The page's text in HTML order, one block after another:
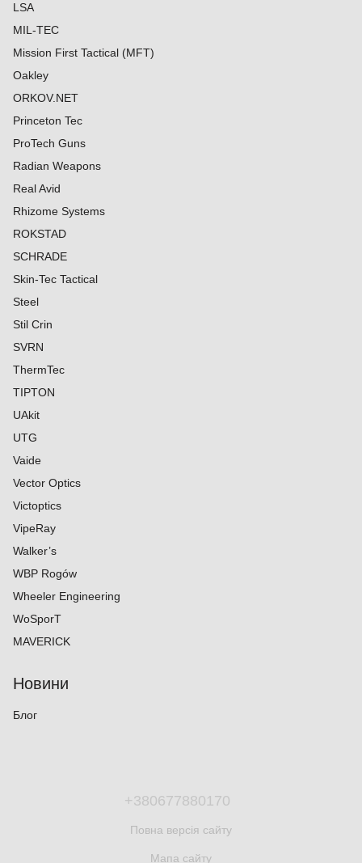
LSA
MIL-TEC
Mission First Tactical (MFT)
Oakley
ORKOV.NET
Princeton Tec
ProTech Guns
Radian Weapons
Real Avid
Rhizome Systems
ROKSTAD
SCHRADE
Skin-Tec Tactical
Steel
Stil Crin
SVRN
ThermTec
TIPTON
UAkit
UTG
Vaide
Vector Optics
Victoptics
VipeRay
Walker’s
WBP Rogów
Wheeler Engineering
WoSporT
MAVERICK
Новини
Блог
+380677880170
Повна версія сайту
Мапа сайту